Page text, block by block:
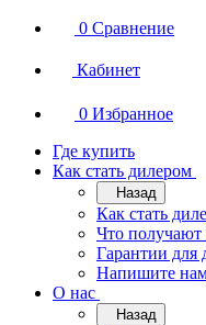
0 Сравнение
Кабинет
0 Избранное
Где купить
Как стать дилером
Назад
Как стать
Что
Гарантии для
Напишите
О нас
Назад